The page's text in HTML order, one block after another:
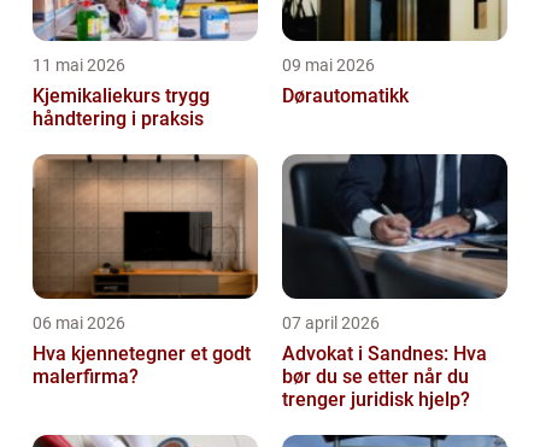
11 mai 2026
Kjemikaliekurs trygg
håndtering i praksis
09 mai 2026
Dørautomatikk
06 mai 2026
Hva kjennetegner et godt
malerfirma?
07 april 2026
Advokat i Sandnes: Hva
bør du se etter når du
trenger juridisk hjelp?